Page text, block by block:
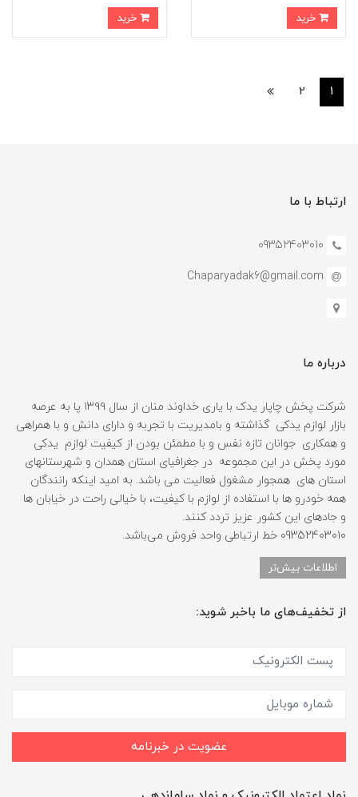
1
2
ارتباط با ما
09352403010
Chaparyadak6@gmail.com
درباره ما
شرکت پخش چاپار یدک با یاری خداوند منان از سال ۱۳۹۹ پا به عرصه
بازار لوازم یدکی گذاشته و بامدیریت با تجربه و دارای دانش و با همراهی
و همکاری جوانان تازه نفس و با مطمئن بودن از کیفیت لوازم یدکی
مورد پخش در این مجموعه در جغرافیای استان همدان و شهرستانهای
استان های همجوار مشغول فعالیت می باشد. به امید اینکه رانندگان
همه خودرو ها با استفاده از لوازم با کیفیت، با خیالی راحت در خیابان ها
و جادهای این کشور عزیز تردد کنند.
09352403010 خط ارتباطی واحد فروش می‌باشد.
اطلاعات بیش‌تر
از تخفیف‌های ما باخبر شوید:
عضویت در خبرنامه